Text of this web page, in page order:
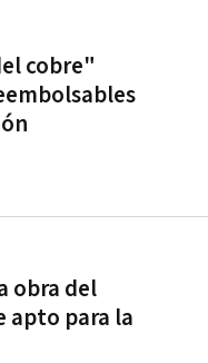
cobre"
obra del
apto para la